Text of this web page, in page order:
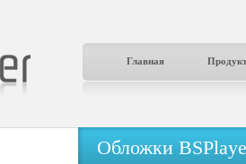
Главная
Обложки